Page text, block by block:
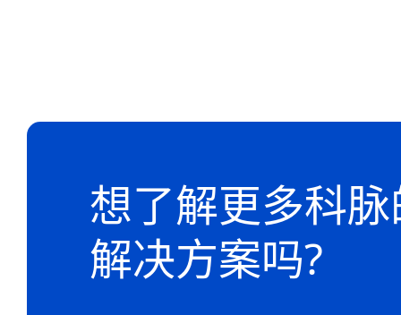
想了解更多科
解决方案吗?